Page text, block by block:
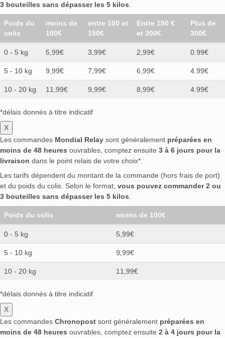
3 bouteilles sans dépasser les 5 kilos.
Poids du
colis
moins de
100€
entre 100 et
150€
Entre 150 €
et 300€
Plus de
300€
0 - 5 kg 5,99€ 3,99€ 2,99€ 0.99€
5 - 10 kg 9,99€ 7,99€ 6,99€ 4.99€
10 - 20 kg 11,99€ 9,99€ 8,99€ 4.99€
*délais donnés à titre indicatif
X
Les commandes Mondial Relay sont généralement préparées en
moins de 48 heures ouvrables, comptez ensuite 3 à 6 jours pour la
livraison dans le point relais de votre choix*.
Les tarifs dépendent du montant de la commande (hors frais de port)
et du poids du colis. Selon le format, vous pouvez commander 2 ou
3 bouteilles sans dépasser les 5 kilos.
Poids du colis moins de 100€
0 - 5 kg 5,99€
5 - 10 kg 9,99€
10 - 20 kg 11,99€
*délais donnés à titre indicatif
X
Les commandes Chronopost sont généralement préparées en
moins de 48 heures ouvrables, comptez ensuite 2 à 4 jours pour la